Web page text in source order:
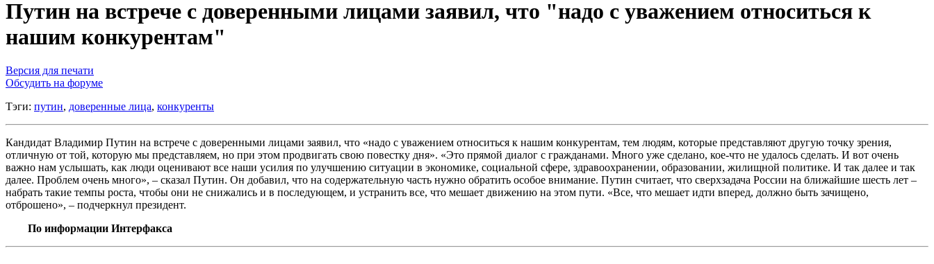
Путин на встрече с доверенными лицами заявил, что "надо с уважением относиться к
нашим конкурентам"
Версия для печати
Обсудить на форуме
Тэги: путин, доверенные лица, конкуренты
Кандидат Владимир Путин на встрече с доверенными лицами заявил, что «надо с уважением относиться к нашим конкурентам, тем людям, которые представляют другую точку зрения,
отличную от той, которую мы представляем, но при этом продвигать свою повестку дня». «Это прямой диалог с гражданами. Много уже сделано, кое-что не удалось сделать. И вот очень
важно нам услышать, как люди оценивают все наши усилия по улучшению ситуации в экономике, социальной сфере, здравоохранении, образовании, жилищной политике. И так далее и так
далее. Проблем очень много», – сказал Путин. Он добавил, что на содержательную часть нужно обратить особое внимание. Путин считает, что сверхзадача России на ближайшие шесть лет –
набрать такие темпы роста, чтобы они не снижались и в последующем, и устранить все, что мешает движению на этом пути. «Все, что мешает идти вперед, должно быть зачищено,
отброшено», – подчеркнул президент.
По информации Интерфакса